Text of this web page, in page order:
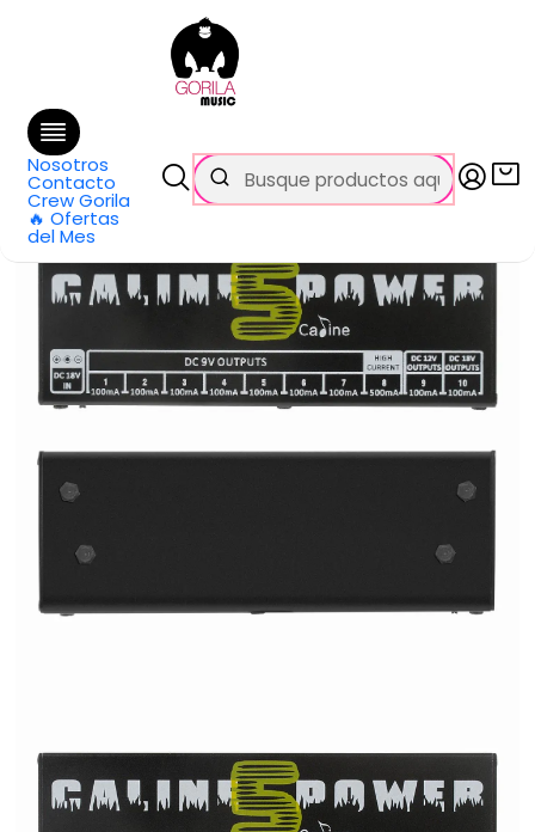
Nosotros
Contacto
Crew Gorila
🔥 Ofertas
del Mes
GRATIS
en Santiago y $99.990 en Regiones
Categorías Guitarras
Fuente de Poder pedales de efecto CP-05 CALINE